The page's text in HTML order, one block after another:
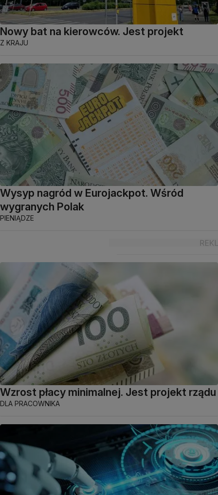
Nowy bat na kierowców. Jest projekt
Z KRAJU
Wysyp nagród w Eurojackpot. Wśród
wygranych Polak
PIENIĄDZE
Wzrost płacy minimalnej. Jest projekt rządu
DLA PRACOWNIKA